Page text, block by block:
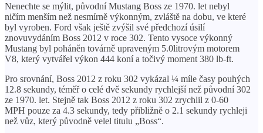
Nenechte se mýlit, původní Mustang Boss ze 1970. let nebyl
ničím menším než nesmírně výkonným, zvláště na dobu, ve které
byl vyroben. Ford však ještě zvýšil své předchozí úsilí
znovuvydáním Boss 2012 v roce 302. Tento vysoce výkonný
Mustang byl poháněn továrně upraveným 5.0litrovým motorem
V8, který vytvářel výkon 444 koní a točivý moment 380 lb-ft.
Pro srovnání, Boss 2012 z roku 302 vykázal ¼ míle časy pouhých
12.8 sekundy, téměř o celé dvě sekundy rychlejší než původní 302
ze 1970. let. Stejně tak Boss 2012 z roku 302 zrychlil z 0-60
MPH pouze za 4.3 sekundy, tedy přibližně o 2.1 sekundy rychleji
než vůz, který původně velel titulu „Boss“.